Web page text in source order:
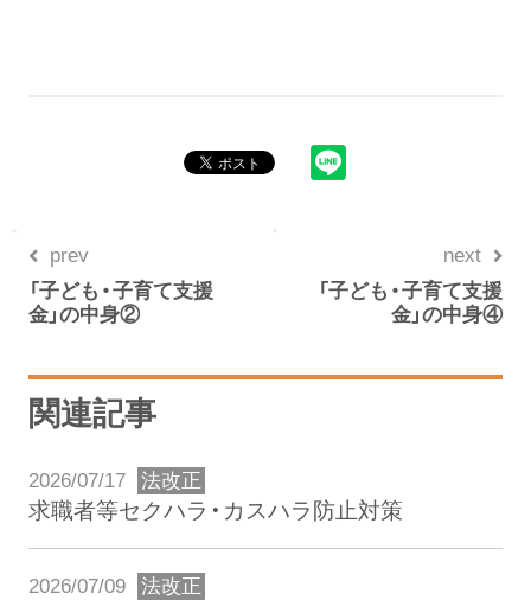
prev
「子ども・子育て支援
金」の中身②
next
「子ども・子育て支援
金」の中身④
関連記事
2026/07/17 法改正
求職者等セクハラ・カスハラ防止対策
2026/07/09 法改正